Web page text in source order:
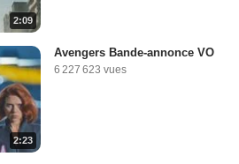
5:30
Les super-héros sans
2:09
2:23
Avengers Bande-annonce VO
6 227 623 vues